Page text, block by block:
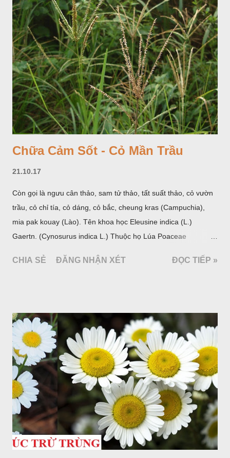
cá. Hoa nở về mùa hạ vào các tháng 5-8. (Hình dưới).
Chữa Cảm Sốt - Cỏ Mần Trầu
21.10.17
Còn gọi là ngưu cân thảo, sam tử thảo, tất suất thảo, cỏ vườn
trầu, cỏ chỉ tía, cỏ dáng, cỏ bắc, cheung kras (Campuchia),
mia pak kouay (Lào). Tên khoa học Eleusine indica (L.)
Gaertn. (Cynosurus indica L.) Thuộc họ Lúa Poaceae
CHIA SẺ ĐĂNG NHẬN XÉT ĐỌC TIẾP »